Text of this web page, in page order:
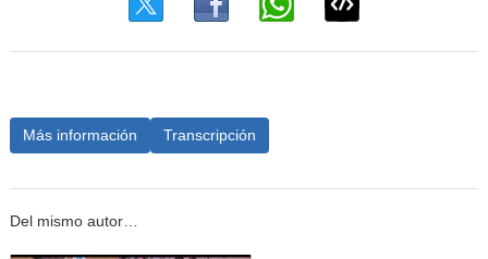
Más información Transcripción
Del mismo autor…